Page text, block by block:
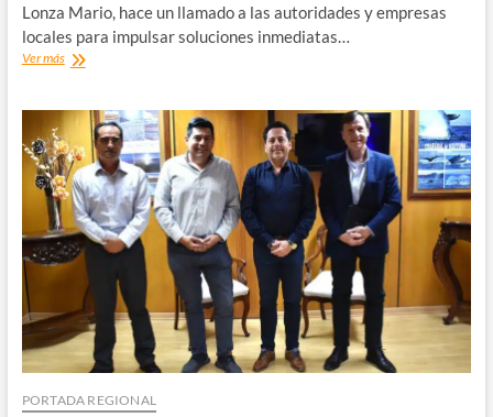
Lonza Mario, hace un llamado a las autoridades y empresas
locales para impulsar soluciones inmediatas…
Ver másCámara
de
Vallenar
expresa
preocupación
por
daño
estructural
en
el
puente
Brasil
PORTADA REGIONAL